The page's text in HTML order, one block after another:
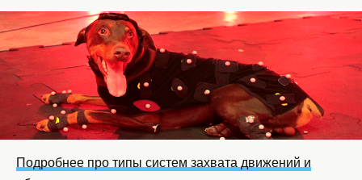
Подробнее про типы систем захвата движений и